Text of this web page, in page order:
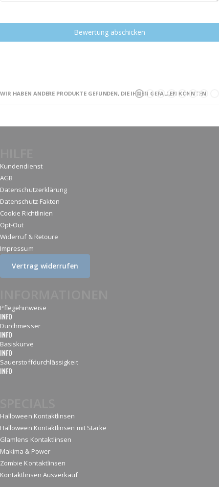
Bewertung abschicken
WIR HABEN ANDERE PRODUKTE GEFUNDEN, DIE IHNEN GEFALLEN KÖNNTEN!
Kundendienst
AGB
Datenschutzerklärung
Datenschutz Fakten
Cookie Richtlinien
Opt-Out
Widerruf & Retoure
Impressum
Vertrag widerrufen
Pflegehinweise
INFO
Durchmesser
INFO
Basiskurve
INFO
Sauerstoffdurchlässigkeit
INFO
Halloween Kontaktlinsen
Halloween Kontaktlinsen mit Stärke
Glamlens Kontaktlinsen
Makima & Power
Zombie Kontaktlinsen
Kontaktlinsen Ausverkauf